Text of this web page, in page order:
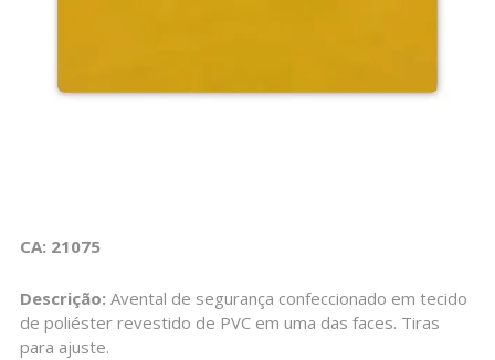
CA: 21075
Descrição: Avental de segurança confeccionado em tecido
de poliéster revestido de PVC em uma das faces. Tiras
para ajuste.